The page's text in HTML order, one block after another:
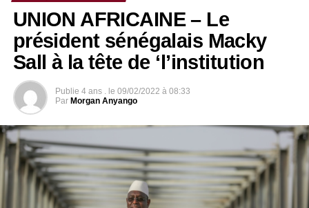
UNION AFRICAINE – Le
président sénégalais Macky
Sall à la tête de ‘l’institution
Publie 4 ans . le 09/02/2022 à 08:33
Par Morgan Anyango